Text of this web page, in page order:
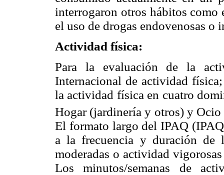
interrogaron otros hábitos como
el uso de drogas endovenosas o
Actividad física:
Para la evaluación de la
Internacional de actividad
la actividad física en cuatro
Hogar (jardinería y otros) y
El formato largo del IPAQ
a la frecuencia y duración de
moderadas o actividad
Los minutos/semanas de